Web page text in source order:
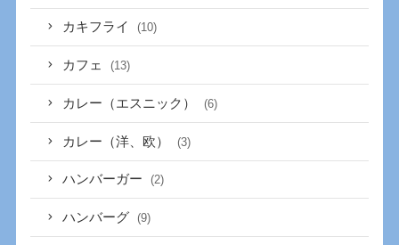
カキフライ (10)
カフェ (13)
カレー（エスニック） (6)
カレー（洋、欧） (3)
ハンバーガー (2)
ハンバーグ (9)